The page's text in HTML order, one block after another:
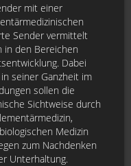
mit einer
Sender vermittelt
in den Bereichen
Dabei
seiner Ganzheit im
sollen die
Sichtweise durch
Medizin
zum Nachdenken
Unterhaltung.